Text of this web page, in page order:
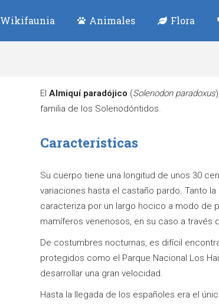
Wikifaunia Animales Flora
El Almiquí paradójico (Solenodon paradoxus
familia de los Solenodóntidos.
Características
Su cuerpo tiene una longitud de unos 30
variaciones hasta el castaño pardo. Tanto
caracteriza por un largo hocico a modo de
mamíferos venenosos, en su caso a través
De costumbres nocturnas, es difícil
protegidos como el Parque Nacional Los
desarrollar una gran velocidad.
Hasta la llegada de los españoles era el